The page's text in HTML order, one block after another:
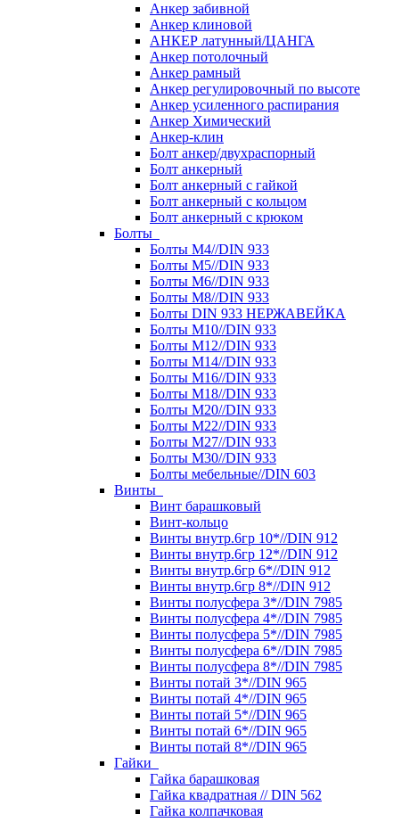
Анкер забивной
Анкер клиновой
АНКЕР латунный/ЦАНГА
Анкер потолочный
Анкер рамный
Анкер регулировочный по высоте
Анкер усиленного распирания
Анкер Химический
Анкер-клин
Болт анкер/двухраспорный
Болт анкерный
Болт анкерный с гайкой
Болт анкерный с кольцом
Болт анкерный с крюком
Болты
Болты М4//DIN 933
Болты М5//DIN 933
Болты М6//DIN 933
Болты М8//DIN 933
Болты DIN 933 НЕРЖАВЕЙКА
Болты М10//DIN 933
Болты М12//DIN 933
Болты М14//DIN 933
Болты М16//DIN 933
Болты М18//DIN 933
Болты М20//DIN 933
Болты М22//DIN 933
Болты М27//DIN 933
Болты М30//DIN 933
Болты мебельные//DIN 603
Винты
Винт барашковый
Винт-кольцо
Винты внутр.6гр 10*//DIN 912
Винты внутр.6гр 12*//DIN 912
Винты внутр.6гр 6*//DIN 912
Винты внутр.6гр 8*//DIN 912
Винты полусфера 3*//DIN 7985
Винты полусфера 4*//DIN 7985
Винты полусфера 5*//DIN 7985
Винты полусфера 6*//DIN 7985
Винты полусфера 8*//DIN 7985
Винты потай 3*//DIN 965
Винты потай 4*//DIN 965
Винты потай 5*//DIN 965
Винты потай 6*//DIN 965
Винты потай 8*//DIN 965
Гайки
Гайка барашковая
Гайка квадратная // DIN 562
Гайка колпачковая